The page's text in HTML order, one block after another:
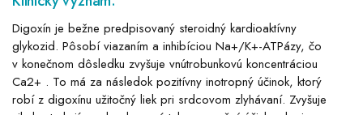
Digoxín je bežne predpisovaný steroidný kardioaktívny
glykozid. Pôsobí viazaním a inhibíciou Na+/K+-ATPázy, čo
v konečnom dôsledku zvyšuje vnútrobunkovú koncentráciou
Ca2+ . To má za následok pozitívny inotropný účinok, ktorý
robí z digoxínu užitočný liek pri srdcovom zlyhávaní. Zvyšuje